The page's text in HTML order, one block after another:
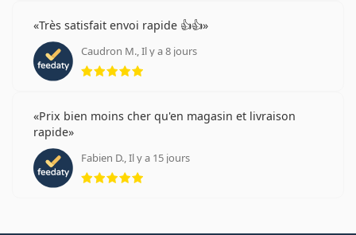
Très satisfait envoi rapide 👍👍
Caudron M., Il y a 8 jours
évaluation 5 sur 5
Prix bien moins cher qu'en magasin et livraison
rapide
Fabien D., Il y a 15 jours
évaluation 5 sur 5